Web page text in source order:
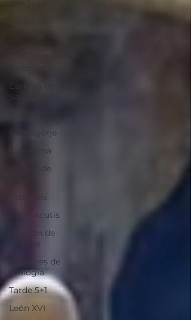
Camino de
Santiago
Medjugorje
Cuaresma
Retiros de
Viacrucis
Carlo Acutis
Oración de
madres
Nociones de
Teología
Tarde 5+1
León XVI